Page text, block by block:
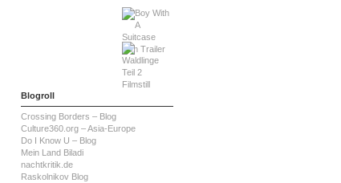
Blogroll
Crossing Borders – Blog
Culture360.org – Asia-Europe
Do I Know U – Blog
Mein Land Biladi
nachtkritik.de
Raskolnikov Blog